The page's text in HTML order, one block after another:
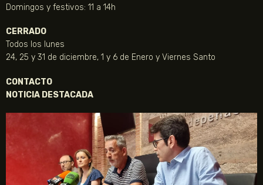
Domingos y festivos: 11 a 14h
CERRADO
Todos los lunes
24, 25 y 31 de diciembre, 1 y 6 de Enero y Viernes Santo
CONTACTO
NOTICIA DESTACADA